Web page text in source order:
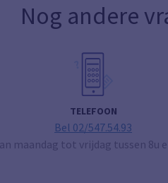
Nog andere
TELEFOON
Bel 02/547.54.93
maandag tot vrijdag tussen 8u